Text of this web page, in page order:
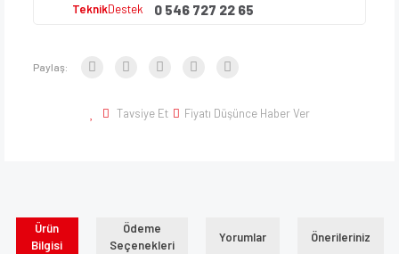
TeknikDestek 0 546 727 22 65
Paylaş:
Tavsiye Et Fiyatı Düşünce Haber Ver
Ürün
Bilgisi
Ödeme
Seçenekleri
Yorumlar Önerileriniz